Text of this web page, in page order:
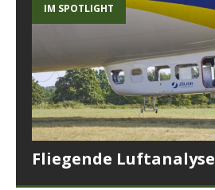
IM SPOTLIGHT
Fliegende Luftanalyse